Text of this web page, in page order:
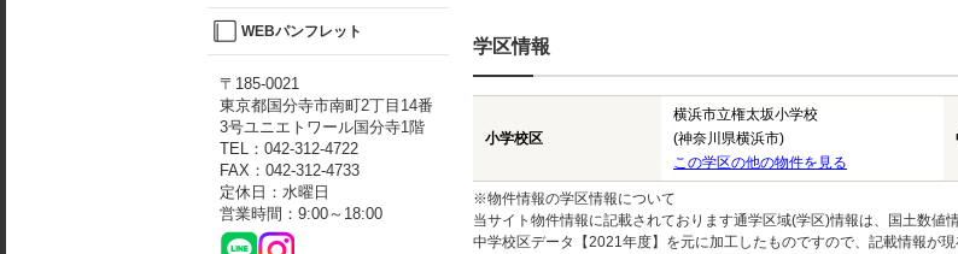
学区情報
小学校区
横浜市立権太坂小学校
(神奈川県横浜市)
この学区の他の物件を見る
※物件情報の学区情報について
当サイト物件情報に記載されております通学区域(学区)情報は、国土数
中学校区データ【2021年度】を元に加工したものですので、記載情報が
WEBパンフレット
〒185-0021
東京都国分寺市南町2丁目14番
3号ユニエトワール国分寺1階
TEL：042-312-4722
FAX：042-312-4733
定休日：水曜日
営業時間：9:00～18:00